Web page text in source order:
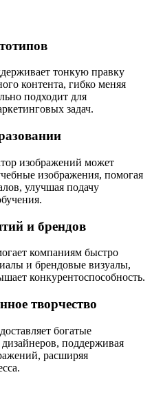
тонкую правку
контента, гибко меняя
подходит для
задач.
изображений может
изображения, помогая
улучшая подачу
и брендов
компаниям быстро
и брендовые визуалы,
конкурентоспособность.
творчество
богатые
поддерживая
расширяя